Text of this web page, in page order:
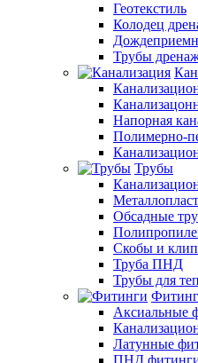
Геотекстиль
Колодец
Трубы
Напорная
Полимерно-
Трубы
Обсадные
Скобы и
Труба ПНД
Трубы для
Аксиальные
Латунные
ПНД